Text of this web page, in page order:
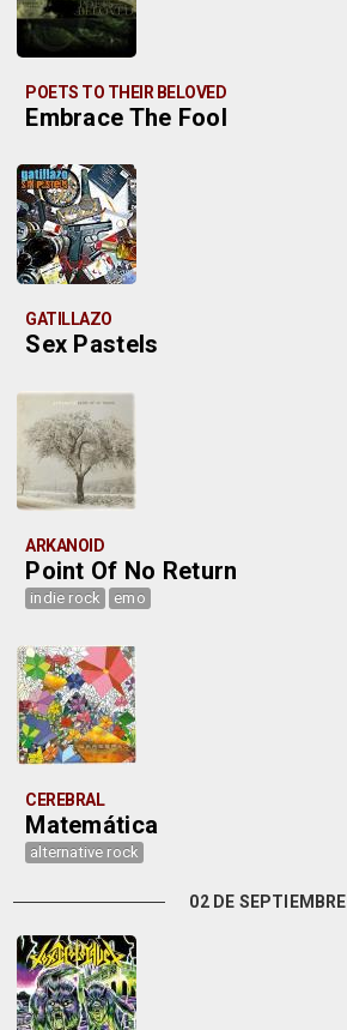
POETS TO THEIR BELOVED
Embrace The Fool
GATILLAZO
Sex Pastels
ARKANOID
Point Of No Return
indie rock emo
CEREBRAL
Matemática
alternative rock
02 DE SEPTIEMBRE